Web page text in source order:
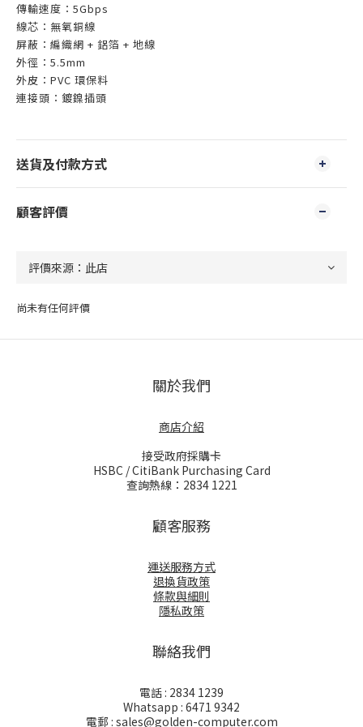
傳輸速度：5Gbps
線芯：無氧銅線
屏蔽：編織網 + 鋁箔 + 地線
外徑：5.5mm
外皮：PVC 環保料
連接頭：鍍鎳插頭
送貨及付款方式
顧客評價
尚未有任何評價
關於我們
商店介紹
接受政府採購卡
HSBC / CitiBank Purchasing Card
查詢熱線：2834 1221
顧客服務
運送服務方式
退換貨政策
條款與細則
隱私政策
聯絡我們
電話 : 2834 1239
Whatsapp : 6471 9342
電郵 : sales@golden-computer.com